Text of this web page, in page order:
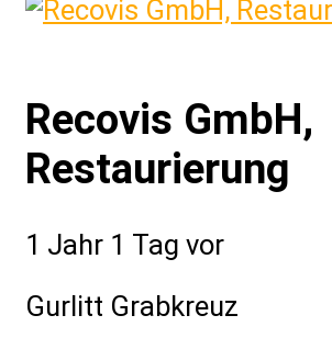
Recovis GmbH,
Restaurierung
1 Jahr 1 Tag vor
Gurlitt Grabkreuz